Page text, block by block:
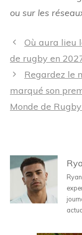
ou sur les
Navigation
des
Où aura lieu
de rugby en
Regardez le
marqué son
Monde de